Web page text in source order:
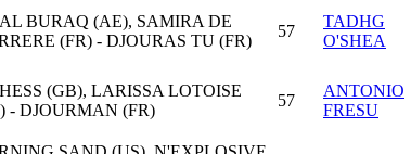
BURAQ (AE), SAMIRA DE
(FR) - DJOURAS TU (FR)
57
TADHG
O'SHEA
(GB), LARISSA LOTOISE
- DJOURMAN (FR)
57
ANTONIO
FRESU